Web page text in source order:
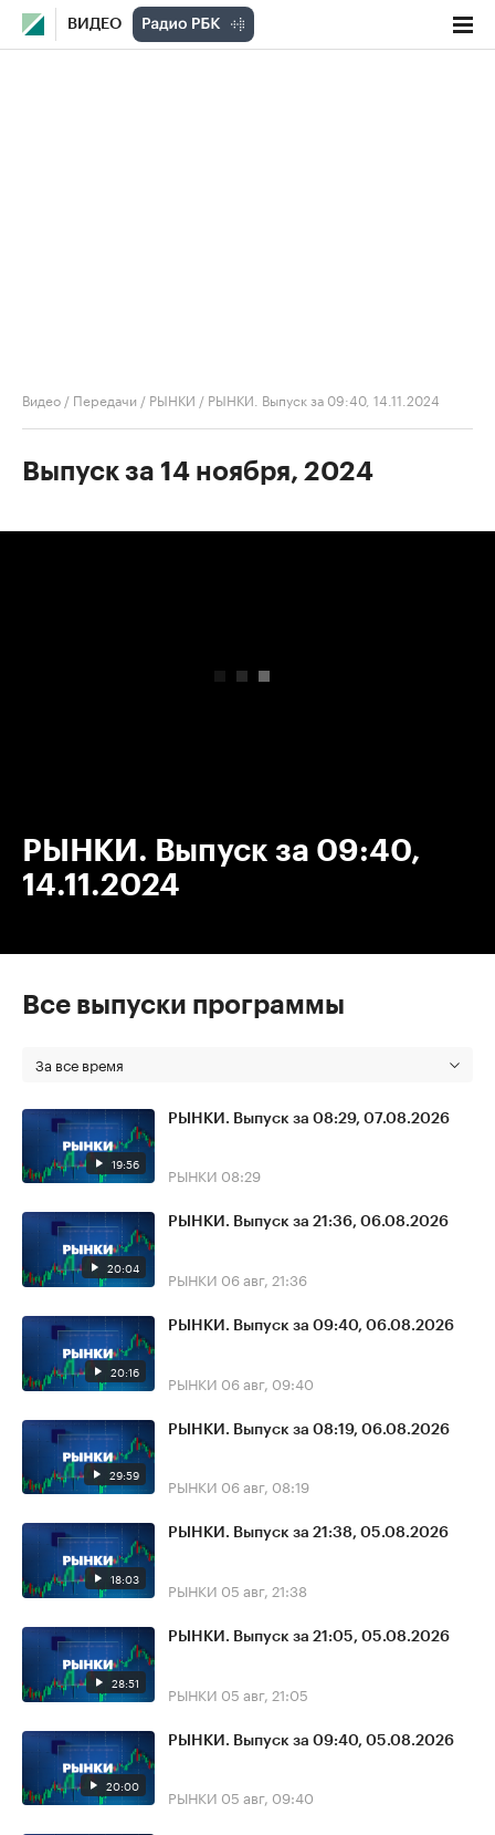
ВИДЕО
Видео / Передачи / РЫНКИ / РЫНКИ. Выпуск за 09:40, 14.11.2024
Выпуск за 14 ноября, 2024
РЫНКИ. Выпуск за 09:40,
14.11.2024
Все выпуски программы
За все время
19:56
РЫНКИ. Выпуск за 08:29, 07.08.2026
РЫНКИ 08:29
20:04
РЫНКИ. Выпуск за 21:36, 06.08.2026
РЫНКИ 06 авг, 21:36
20:16
РЫНКИ. Выпуск за 09:40, 06.08.2026
РЫНКИ 06 авг, 09:40
29:59
РЫНКИ. Выпуск за 08:19, 06.08.2026
РЫНКИ 06 авг, 08:19
18:03
РЫНКИ. Выпуск за 21:38, 05.08.2026
РЫНКИ 05 авг, 21:38
28:51
РЫНКИ. Выпуск за 21:05, 05.08.2026
РЫНКИ 05 авг, 21:05
20:00
РЫНКИ. Выпуск за 09:40, 05.08.2026
РЫНКИ 05 авг, 09:40